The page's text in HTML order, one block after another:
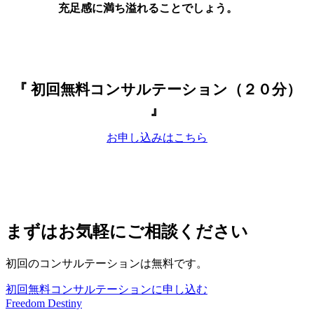
充足感に満ち溢れることでしょう。
『 初回無料コンサルテーション（２０分）
』
お申し込みはこちら
まずはお気軽にご相談ください
初回のコンサルテーションは無料です。
初回無料コンサルテーションに申し込む
Freedom Destiny